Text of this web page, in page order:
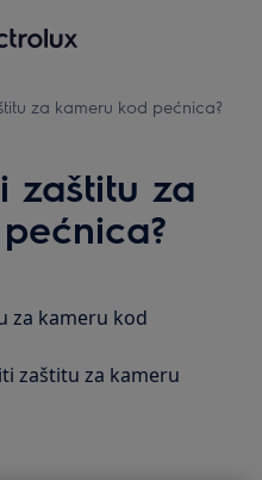
za kameru kod pećnica?
zaštitu za
za kameru kod
zaštitu za kameru